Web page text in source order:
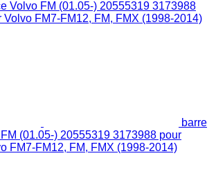
barre
(01.05-) 20555319 3173988 pour
FM7-FM12, FM, FMX (1998-2014)